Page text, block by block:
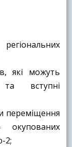
які можуть
вступні
переміщення
окупованих
2;